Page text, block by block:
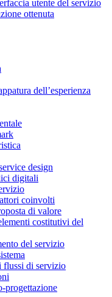
utente del servizio
ottenuta
dell’esperienza
design
digitali
coinvolti
di valore
costitutivi del
del servizio
flussi di servizio
progettazione